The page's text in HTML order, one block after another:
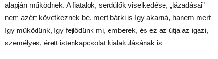
alapján működnek. A fiatalok, serdülők viselkedése, „lázadásai”
nem azért következnek be, mert bárki is így akarná, hanem mert
így működünk, így fejlődünk mi, emberek, és ez az útja az igazi,
személyes, érett istenkapcsolat kialakulásának is.